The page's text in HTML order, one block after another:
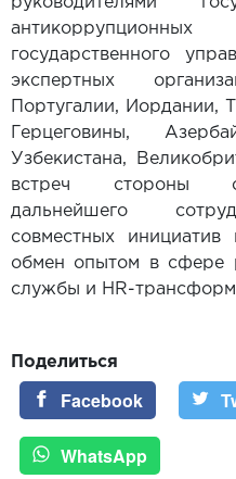
государственного
экспертных
Португалии, Иордании,
Герцеговины,
Узбекистана,
встреч стороны
дальнейшего
совместных
обмен опытом в сфере
службы и HR-
Поделиться
Facebook
WhatsApp